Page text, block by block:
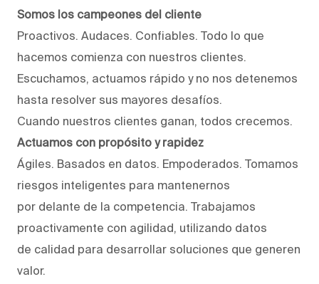
Somos los campeones del cliente
Proactivos. Audaces. Confiables. Todo lo que
hacemos comienza con nuestros clientes.
Escuchamos, actuamos rápido y no nos detenemos
hasta resolver sus mayores desafíos.
Cuando nuestros clientes ganan, todos crecemos.
Actuamos con propósito y rapidez
Ágiles. Basados en datos. Empoderados. Tomamos
riesgos inteligentes para mantenernos
por delante de la competencia. Trabajamos
proactivamente con agilidad, utilizando datos
de calidad para desarrollar soluciones que generen
valor.